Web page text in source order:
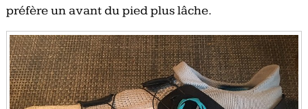
préfère un avant du pied plus lâche.